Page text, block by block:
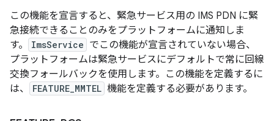
この機能を宣言すると、緊急サービス用の IMS PDN に緊
急接続できることのみをプラットフォームに通知しま
す。
ImsService でこの機能が宣言されていない場合、
プラットフォームは緊急サービスにデフォルトで常に回線
交換フォールバックを使用します。この機能を定義するに
は、
FEATURE_MMTEL 機能を定義する必要があります。